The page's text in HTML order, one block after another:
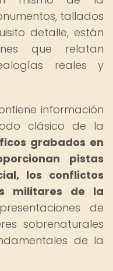
tallados
detalle, están
que relatan
reales y
información
clásico de la
grabados en
pistas
los conflictos
militares de la
de
sobrenaturales
de la